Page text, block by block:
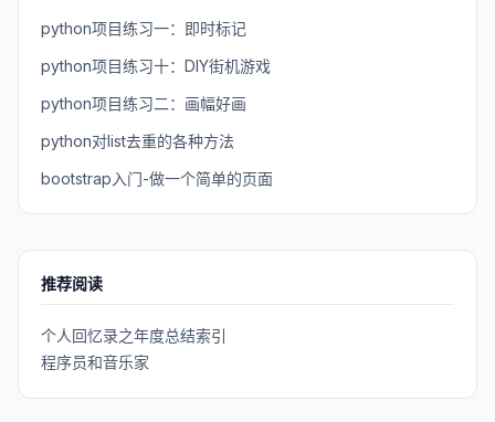
python项目练习一：即时标记
python项目练习十：DIY街机游戏
python项目练习二：画幅好画
python对list去重的各种方法
bootstrap入门-做一个简单的页面
推荐阅读
个人回忆录之年度总结索引
程序员和音乐家